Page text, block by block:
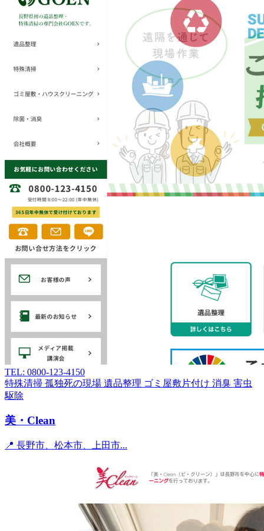
TEL: 0800-123-4150
特殊清掃 孤独死の現場 遺品整理 ゴミ屋敷片付け 消臭 害虫
駆除
美・Clean
📍 長野市、松本市、上田市...